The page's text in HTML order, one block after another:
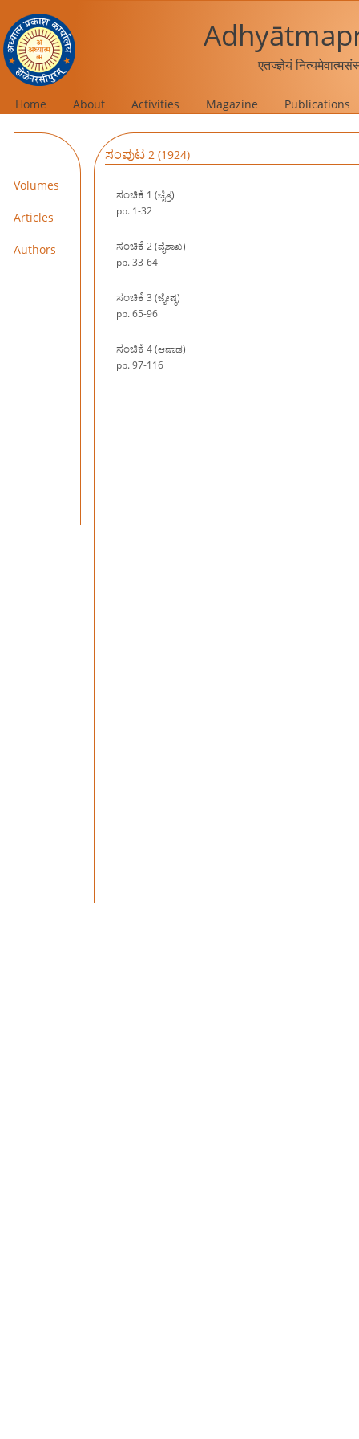
एतज्ज्ञेयं
Home About Activities Magazine Publications
Volumes
Articles
Authors
ಸಂಪುಟ 2 (1924)
ಸಂಚಿಕೆ 1 (ಚೈತ್ರ)
pp. 1-32
ಸಂಚಿಕೆ 2 (ವೈಶಾಖ)
pp. 33-64
ಸಂಚಿಕೆ 3 (ಜ್ಯೇಷ್ಠ)
pp. 65-96
ಸಂಚಿಕೆ 4 (ಆಷಾಡ)
pp. 97-116